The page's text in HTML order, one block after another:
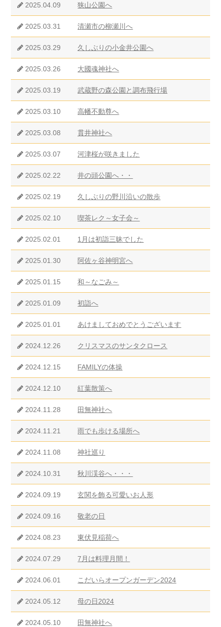
2025.04.09 狭山公園へ
2025.03.31 清瀬市の柳瀬川へ
2025.03.29 久しぶりの小金井公園へ
2025.03.26 大國魂神社へ
2025.03.19 武蔵野の森公園と調布飛行場
2025.03.10 高幡不動尊へ
2025.03.08 貫井神社へ
2025.03.07 河津桜が咲きました
2025.02.22 井の頭公園へ・・
2025.02.19 久しぶりの野川沿いの散歩
2025.02.10 喫茶レク～女子会～
2025.02.01 1月は初詣三昧でした
2025.01.30 阿佐ヶ谷神明宮へ
2025.01.15 和～なごみ～
2025.01.09 初詣へ
2025.01.01 あけましておめでとうございます
2024.12.26 クリスマスのサンタクロース
2024.12.15 FAMILYの体操
2024.12.10 紅葉散策へ
2024.11.28 田無神社へ
2024.11.21 雨でも歩ける場所へ
2024.11.08 神社巡り
2024.10.31 秋川渓谷へ・・・
2024.09.19 玄関を飾る可愛いお人形
2024.09.16 敬老の日
2024.08.23 東伏見稲荷へ
2024.07.29 7月は料理月間！
2024.06.01 こだいらオープンガーデン2024
2024.05.12 母の日2024
2024.05.10 田無神社へ